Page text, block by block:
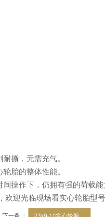
撕，无需充气。
胎的整体性能。
操作下，仍拥有强的荷载能
迎光临现场看实心轮胎型号
下一条 ： 23x9-10实心轮胎 ...